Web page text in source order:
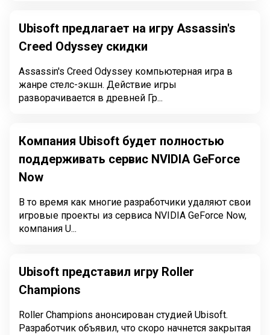
Ubisoft предлагает на игру Assassin's
Creed Odyssey скидки
Assassin's Creed Odyssey компьютерная игра в
жанре стелс-экшн. Действие игры
разворачивается в древней Гр...
Компания Ubisoft будет полностью
поддерживать сервис NVIDIA GeForce
Now
В то время как многие разработчики удаляют свои
игровые проекты из сервиса NVIDIA GeForce Now,
компания U...
Ubisoft представил игру Roller
Champions
Roller Champions анонсирован студией Ubisoft.
Разработчик объявил, что скоро начнется закрытая